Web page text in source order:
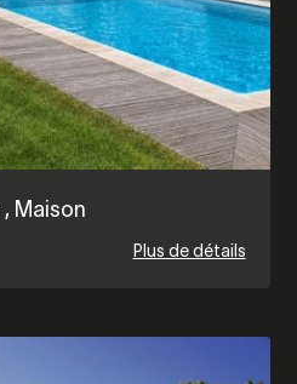
, Maison
Plus de détails